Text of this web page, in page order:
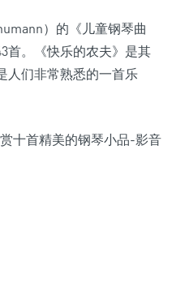
）的《儿童钢琴曲
首。《快乐的农夫》是其
人们非常熟悉的一首乐